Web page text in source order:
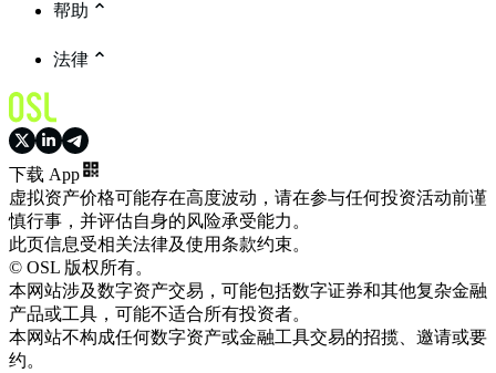
帮助
法律
下载 App
虚拟资产价格可能存在高度波动，请在参与任何投资活动前谨
慎行事，并评估自身的风险承受能力。
此页信息受相关法律及使用条款约束。
© OSL 版权所有。
本网站涉及数字资产交易，可能包括数字证券和其他复杂金融
产品或工具，可能不适合所有投资者。
本网站不构成任何数字资产或金融工具交易的招揽、邀请或要
约。